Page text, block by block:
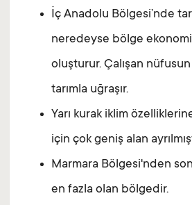
İç Anadolu Bölgesi’nde
neredeyse bölge
oluşturur. Çalışan
tarımla uğraşır.
Yarı kurak iklim
için çok geniş alan
Marmara Bölgesi'nden
en fazla olan bölgedir.